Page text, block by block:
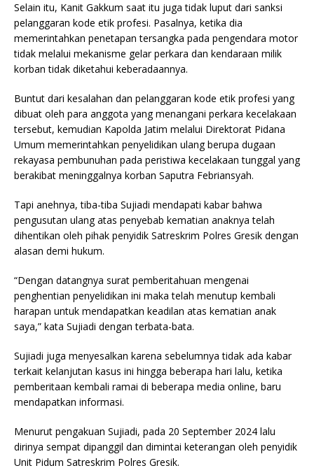
Selain itu, Kanit Gakkum saat itu juga tidak luput dari sanksi
pelanggaran kode etik profesi. Pasalnya, ketika dia
memerintahkan penetapan tersangka pada pengendara motor
tidak melalui mekanisme gelar perkara dan kendaraan milik
korban tidak diketahui keberadaannya.
Buntut dari kesalahan dan pelanggaran kode etik profesi yang
dibuat oleh para anggota yang menangani perkara kecelakaan
tersebut, kemudian Kapolda Jatim melalui Direktorat Pidana
Umum memerintahkan penyelidikan ulang berupa dugaan
rekayasa pembunuhan pada peristiwa kecelakaan tunggal yang
berakibat meninggalnya korban Saputra Febriansyah.
Tapi anehnya, tiba-tiba Sujiadi mendapati kabar bahwa
pengusutan ulang atas penyebab kematian anaknya telah
dihentikan oleh pihak penyidik Satreskrim Polres Gresik dengan
alasan demi hukum.
“Dengan datangnya surat pemberitahuan mengenai
penghentian penyelidikan ini maka telah menutup kembali
harapan untuk mendapatkan keadilan atas kematian anak
saya,” kata Sujiadi dengan terbata-bata.
Sujiadi juga menyesalkan karena sebelumnya tidak ada kabar
terkait kelanjutan kasus ini hingga beberapa hari lalu, ketika
pemberitaan kembali ramai di beberapa media online, baru
mendapatkan informasi.
Menurut pengakuan Sujiadi, pada 20 September 2024 lalu
dirinya sempat dipanggil dan dimintai keterangan oleh penyidik
Unit Pidum Satreskrim Polres Gresik.